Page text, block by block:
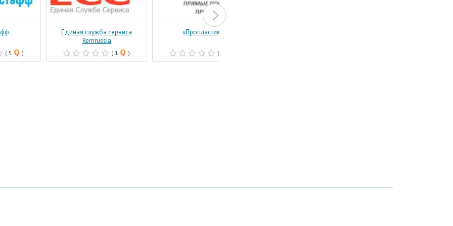
( 5 )
Единая служба сервиса
Remrussia
( 1 )
«Пропластик»
( 1